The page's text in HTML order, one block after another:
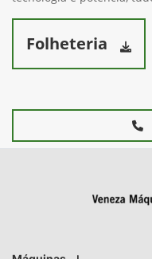
Folheteria